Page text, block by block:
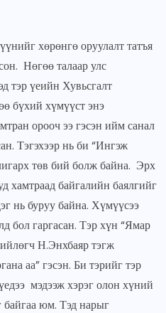
хөрөнгө оруулалт татъя
Нөгөө талаар улс
тэр үеийн Хувьсгалт
бүхий хүмүүст энэ
орооч ээ гэсэн ийм санал
Тэгэхээр нь би “Ингэж
төв бий болж байна. Эрх
хамтраад байгалийн баялгийг
нь буруу байна. Хүмүүсээ
бол гаргасан. Тэр хүн “Ямар
Н.Энхбаяр тэгж
аа” гэсэн. Би тэрийг тэр
мэдээж хэрэг олон хүний
юм. Тэд нарыг